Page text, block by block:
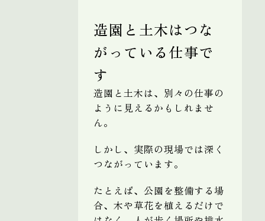
造園と土木はつな
がっている仕事で
す
造園と土木は、別々の仕事の
ように見えるかもしれませ
ん。
しかし、実際の現場では深く
つながっています。
たとえば、公園を整備する場
合、木や草花を植えるだけで